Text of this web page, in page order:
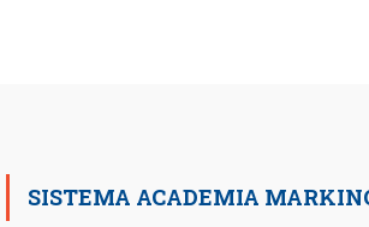
SISTEMA ACADEMIA